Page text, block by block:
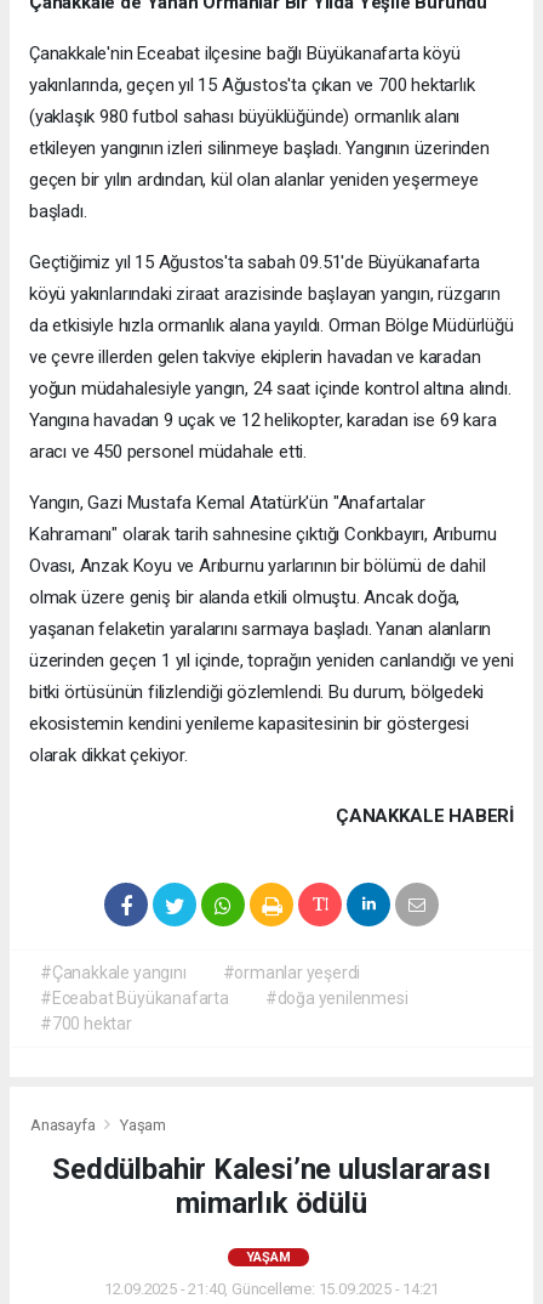
Çanakkale'nin Eceabat ilçesine bağlı Büyükanafarta köyü
yakınlarında, geçen yıl 15 Ağustos'ta çıkan ve 700 hektarlık
(yaklaşık 980 futbol sahası büyüklüğünde) ormanlık alanı
etkileyen yangının izleri silinmeye başladı. Yangının üzerinden
geçen bir yılın ardından, kül olan alanlar yeniden yeşermeye
başladı.
Geçtiğimiz yıl 15 Ağustos'ta sabah 09.51'de Büyükanafarta
köyü yakınlarındaki ziraat arazisinde başlayan yangın, rüzgarın
da etkisiyle hızla ormanlık alana yayıldı. Orman Bölge Müdürlüğü
ve çevre illerden gelen takviye ekiplerin havadan ve karadan
yoğun müdahalesiyle yangın, 24 saat içinde kontrol altına alındı.
Yangına havadan 9 uçak ve 12 helikopter, karadan ise 69 kara
aracı ve 450 personel müdahale etti.
Yangın, Gazi Mustafa Kemal Atatürk'ün "Anafartalar
Kahramanı" olarak tarih sahnesine çıktığı Conkbayırı, Arıburnu
Ovası, Anzak Koyu ve Arıburnu yarlarının bir bölümü de dahil
olmak üzere geniş bir alanda etkili olmuştu. Ancak doğa,
yaşanan felaketin yaralarını sarmaya başladı. Yanan alanların
üzerinden geçen 1 yıl içinde, toprağın yeniden canlandığı ve yeni
bitki örtüsünün filizlendiği gözlemlendi. Bu durum, bölgedeki
ekosistemin kendini yenileme kapasitesinin bir göstergesi
olarak dikkat çekiyor.
ÇANAKKALE HABERİ
#Çanakkale yangını
#ormanlar yeşerdi
#Eceabat Büyükanafarta
#doğa yenilenmesi
#700 hektar
Anasayfa Yaşam
Seddülbahir Kalesi’ne uluslararası
mimarlık ödülü
YAŞAM
12.09.2025 - 21:40, Güncelleme: 15.09.2025 - 14:21